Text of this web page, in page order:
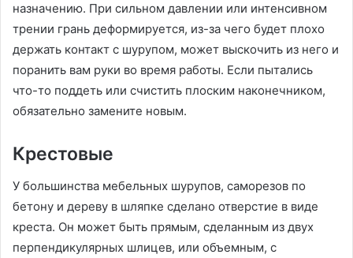
назначению. При сильном давлении или интенсивном
трении грань деформируется, из-за чего будет плохо
держать контакт с шурупом, может выскочить из него и
поранить вам руки во время работы. Если пытались
что-то поддеть или счистить плоским наконечником,
обязательно замените новым.
Крестовые
У большинства мебельных шурупов, саморезов по
бетону и дереву в шляпке сделано отверстие в виде
креста. Он может быть прямым, сделанным из двух
перпендикулярных шлицев, или объемным, с